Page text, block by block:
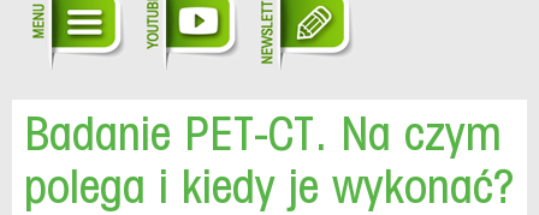
Badanie PET-CT. Na czym
polega i kiedy je wykonać?